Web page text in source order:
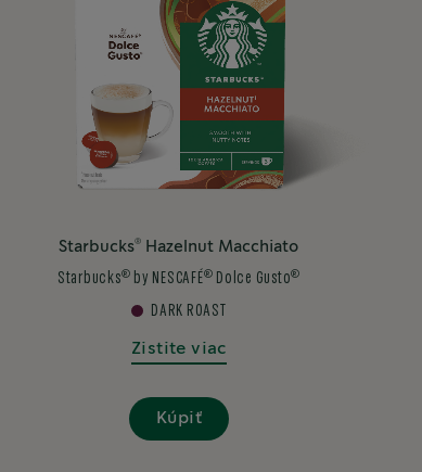
Starbucks® Hazelnut Macchiato
Starbucks® by NESCAFÉ® Dolce Gusto®
DARK ROAST
Kúpiť
Zistite viac